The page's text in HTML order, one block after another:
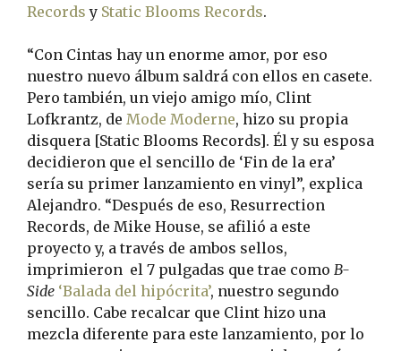
Records y Static Blooms Records.
“Con Cintas hay un enorme amor, por eso
nuestro nuevo álbum saldrá con ellos en casete.
Pero también, un viejo amigo mío, Clint
Lofkrantz, de Mode Moderne, hizo su propia
disquera [Static Blooms Records]. Él y su esposa
decidieron que el sencillo de ‘Fin de la era’
sería su primer lanzamiento en vinyl”, explica
Alejandro. “Después de eso, Resurrection
Records, de Mike House, se afilió a este
proyecto y, a través de ambos sellos,
imprimieron el 7 pulgadas que trae como B-
Side ‘Balada del hipócrita’, nuestro segundo
sencillo. Cabe recalcar que Clint hizo una
mezcla diferente para este lanzamiento, por lo